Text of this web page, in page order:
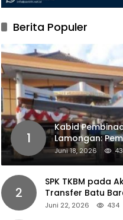
Berita Populer
1
Kabid
Lamongan:
Pendamping
Dipaksakan
Juni 18, 2026
2
SPK TKBM pada
Transfer Batu
Sorotan
Juni 22, 2026 434